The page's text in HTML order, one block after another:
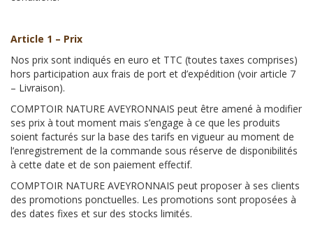
Article 1 – Prix
Nos prix sont indiqués en euro et TTC (toutes taxes comprises)
hors participation aux frais de port et d’expédition (voir article 7
– Livraison).
COMPTOIR NATURE AVEYRONNAIS peut être amené à modifier
ses prix à tout moment mais s’engage à ce que les produits
soient facturés sur la base des tarifs en vigueur au moment de
l’enregistrement de la commande sous réserve de disponibilités
à cette date et de son paiement effectif.
COMPTOIR NATURE AVEYRONNAIS peut proposer à ses clients
des promotions ponctuelles. Les promotions sont proposées à
des dates fixes et sur des stocks limités.